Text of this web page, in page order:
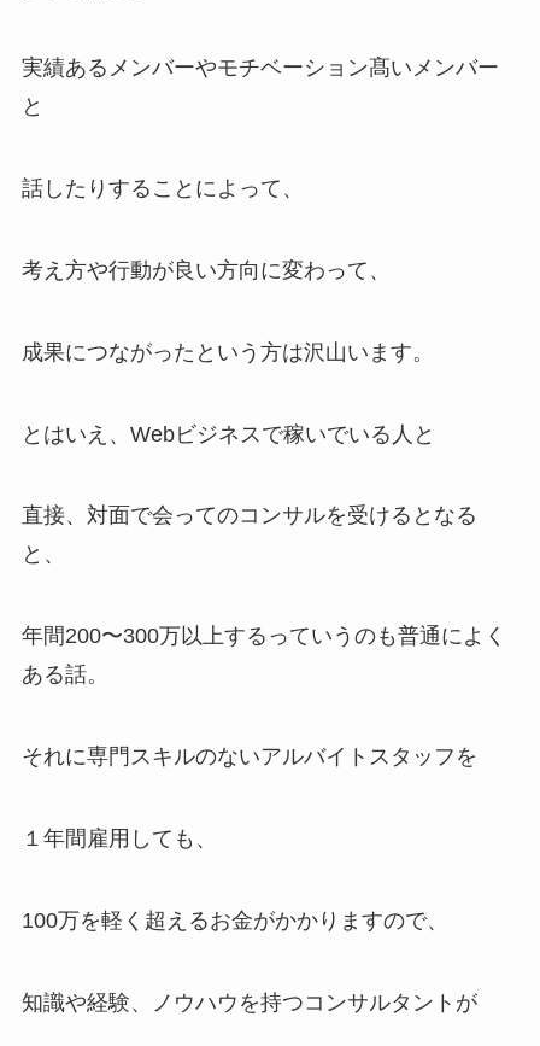
実績あるメンバーやモチベーション髙いメンバー
と
話したりすることによって、
考え方や行動が良い方向に変わって、
成果につながったという方は沢山います。
とはいえ、Webビジネスで稼いでいる人と
直接、対面で会ってのコンサルを受けるとなる
と、
年間200〜300万以上するっていうのも普通によく
ある話。
それに専門スキルのないアルバイトスタッフを
１年間雇用しても、
100万を軽く超えるお金がかかりますので、
知識や経験、ノウハウを持つコンサルタントが